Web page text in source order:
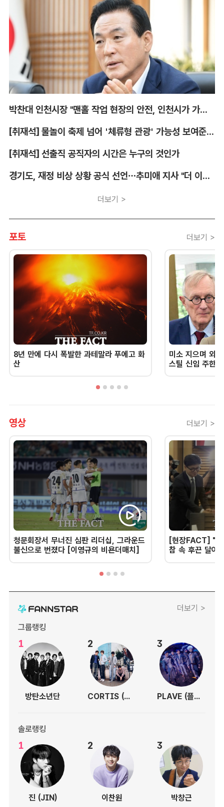
박찬대 인천시장 "맨홀 작업 현장의 안전, 인천시가 가장 앞장서겠다"
[취재석] 물놀이 축제 넘어 '체류형 관광' 가능성 보여준 안동 水페스타
[취재석] 선출직 공직자의 시간은 누구의 것인가
경기도, 재정 비상 상황 공식 선언…추미애 지사 "더 이상 끌어다 쓸 재원 없어"
더보기 >
포토 더보기 >
8년 만에 다시 폭발한 과테말라 푸에고 화
산
미소 지으며 외
스틸 신임 주한
영상 더보기 >
청문회장서 무너진 심판 리더십, 그라운드
불신으로 번졌다 [이영규의 비욘더매치]
[현장FACT] "한
참 속 후끈 달아
더보기 >
그룹랭킹
1
방탄소년단
2
CORTIS (코르티스)
3
PLAVE (플레이브)
솔로랭킹
1
진 (JIN)
2
이찬원
3
박창근